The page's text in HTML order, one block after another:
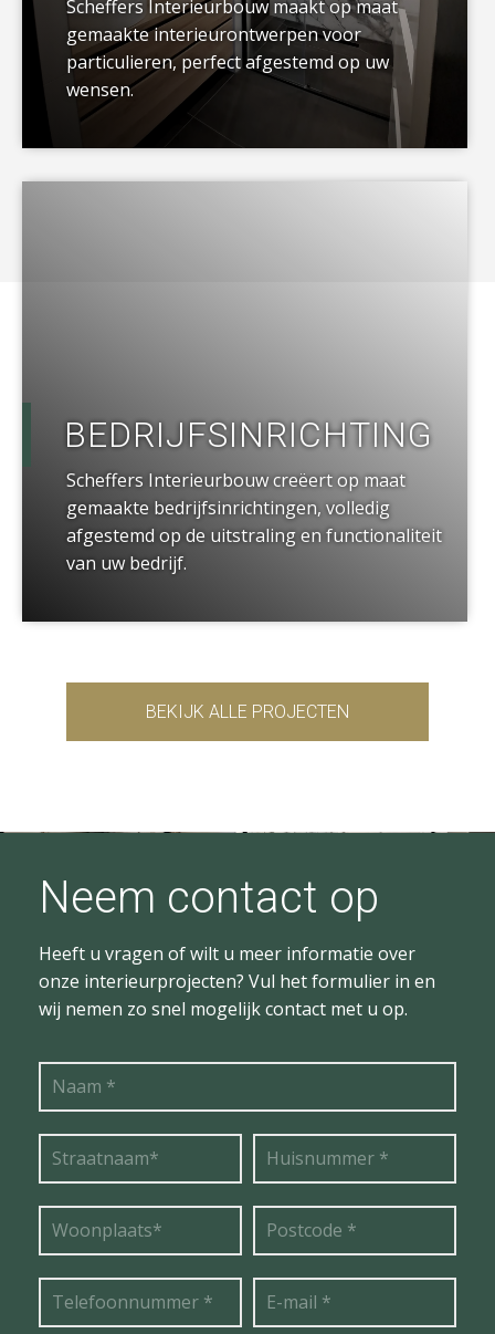
Scheffers Interieurbouw maakt op maat
gemaakte interieurontwerpen voor
particulieren, perfect afgestemd op uw
wensen.
BEDRIJFSINRICHTING
Scheffers Interieurbouw creëert op maat
gemaakte bedrijfsinrichtingen, volledig
afgestemd op de uitstraling en functionaliteit
van uw bedrijf.
BEKIJK ALLE PROJECTEN
Neem contact op
Heeft u vragen of wilt u meer informatie over
onze interieurprojecten? Vul het formulier in en
wij nemen zo snel mogelijk contact met u op.